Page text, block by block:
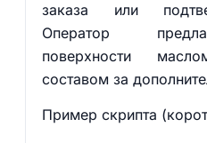
заказа или
Оператор
поверхности
составом за
Пример скрипта